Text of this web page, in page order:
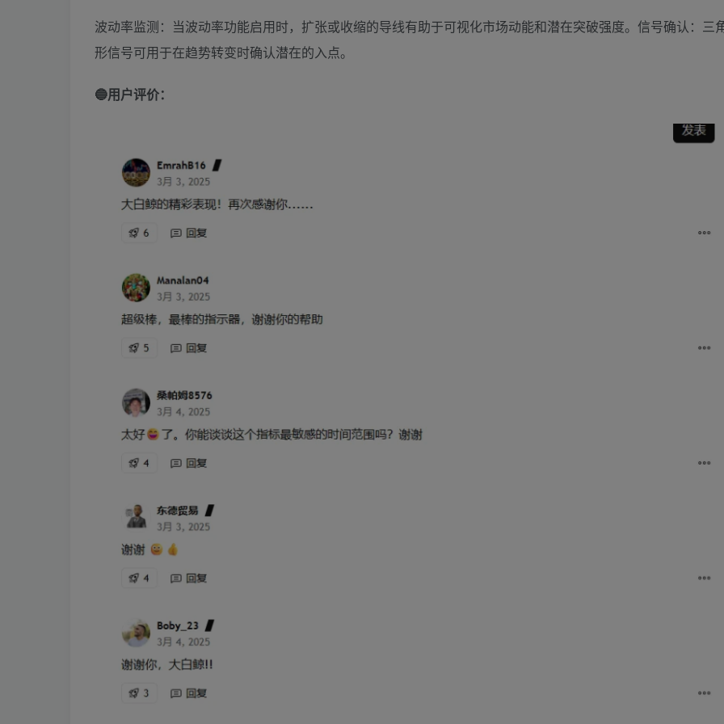
波动率监测：当波动率功能启用时，扩张或收缩的导线有助于可视化市场动能和潜在突破强度。信号确认：三
形信号可用于在趋势转变时确认潜在的入点。
🔵用户评价：